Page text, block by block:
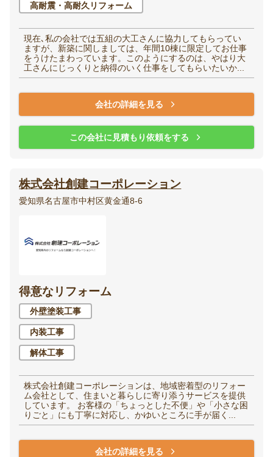
高耐震・高耐久リフォーム
現在､私の会社では五組の大工さんに協力してもらってい
ますが、新築に関しましては、年間10棟に限定してお仕事
をうけたまわっています。このようにするのは、やはり大
工さんにじっくりと納得のいく仕事をしてもらいたいか...
会社の詳細を見る
この会社に見積もり依頼をする
株式会社創建コーポレーション
愛知県名古屋市中村区黄金通8-6
得意なリフォーム
外壁塗装工事
内装工事
解体工事
株式会社創建コーポレーションは、地域密着型のリフォー
ム会社として、住まいと暮らしに寄り添うサービスを提供
しています。 お客様の「ちょっとした不便」や「小さな困
りごと」にも丁寧に対応し、かゆいところに手が届く...
会社の詳細を見る